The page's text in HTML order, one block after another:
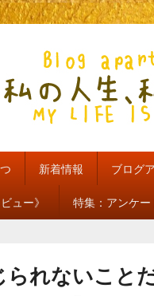
生、私
新着情報 ブログ
ュー》 特集：アンケー
られないこと